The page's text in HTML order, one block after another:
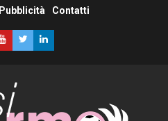
Pubblicità Contatti